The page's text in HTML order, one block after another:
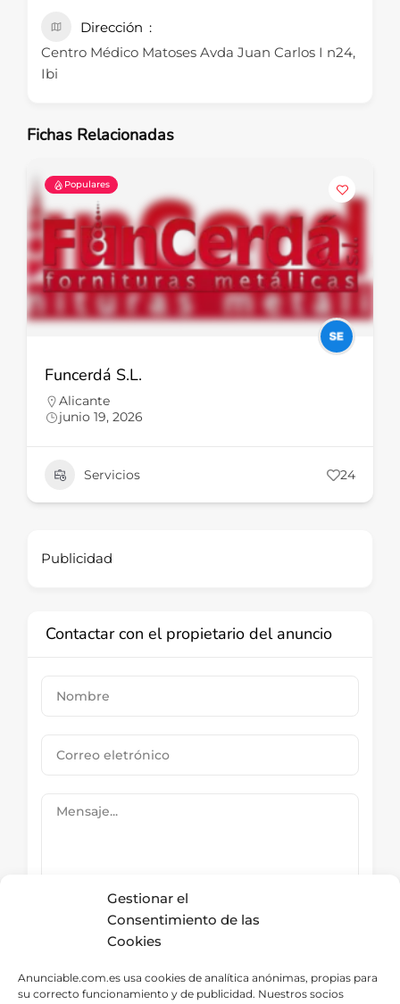
Gestionar el
Consentimiento de las
Cookies
Anunciable.com.es usa cookies de analítica anónimas, propias para
su correcto funcionamiento y de publicidad. Nuestros socios
Dirección
Centro Médico Matoses Avda Juan Carlos I n24,
Ibi
Fichas Relacionadas
Populares
Funcerdá S.L.
Alicante
junio 19, 2026
Servicios 24
Publicidad
Contactar con el propietario del anuncio
Submit Now